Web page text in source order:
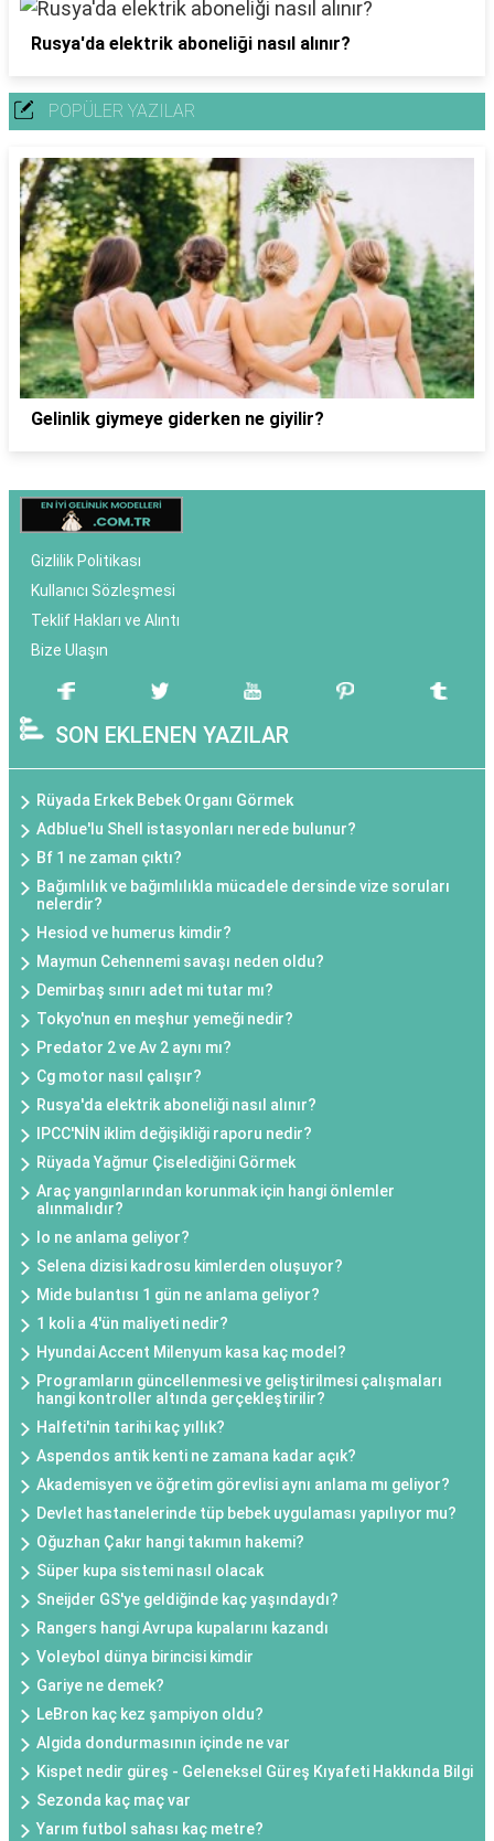
Rusya'da elektrik aboneliği nasıl alınır?
POPÜLER YAZILAR
Gelinlik giymeye giderken ne giyilir?
Gizlilik Politikası
Kullanıcı Sözleşmesi
Teklif Hakları ve Alıntı
Bize Ulaşın
SON EKLENEN YAZILAR
Rüyada Erkek Bebek Organı Görmek
Adblue'lu Shell istasyonları nerede bulunur?
Bf 1 ne zaman çıktı?
Bağımlılık ve bağımlılıkla mücadele dersinde vize soruları
nelerdir?
Hesiod ve humerus kimdir?
Maymun Cehennemi savaşı neden oldu?
Demirbaş sınırı adet mi tutar mı?
Tokyo'nun en meşhur yemeği nedir?
Predator 2 ve Av 2 aynı mı?
Cg motor nasıl çalışır?
Rusya'da elektrik aboneliği nasıl alınır?
IPCC'NİN iklim değişikliği raporu nedir?
Rüyada Yağmur Çiselediğini Görmek
Araç yangınlarından korunmak için hangi önlemler
alınmalıdır?
Io ne anlama geliyor?
Selena dizisi kadrosu kimlerden oluşuyor?
Mide bulantısı 1 gün ne anlama geliyor?
1 koli a 4'ün maliyeti nedir?
Hyundai Accent Milenyum kasa kaç model?
Programların güncellenmesi ve geliştirilmesi çalışmaları
hangi kontroller altında gerçekleştirilir?
Halfeti'nin tarihi kaç yıllık?
Aspendos antik kenti ne zamana kadar açık?
Akademisyen ve öğretim görevlisi aynı anlama mı geliyor?
Devlet hastanelerinde tüp bebek uygulaması yapılıyor mu?
Oğuzhan Çakır hangi takımın hakemi?
Süper kupa sistemi nasıl olacak
Sneijder GS'ye geldiğinde kaç yaşındaydı?
Rangers hangi Avrupa kupalarını kazandı
Voleybol dünya birincisi kimdir
Gariye ne demek?
LeBron kaç kez şampiyon oldu?
Algida dondurmasının içinde ne var
Kispet nedir güreş - Geleneksel Güreş Kıyafeti Hakkında Bilgi
Sezonda kaç maç var
Yarım futbol sahası kaç metre?